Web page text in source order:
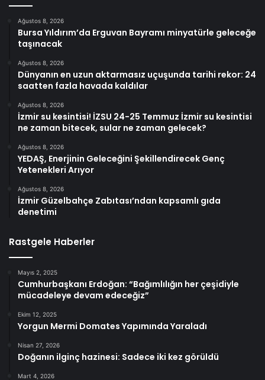
Ağustos 8, 2026
Bursa Yıldırım’da Erguvan Bayramı minyatürle geleceğe
taşınacak
Ağustos 8, 2026
Dünyanın en uzun aktarmasız uçuşunda tarihi rekor: 24
saatten fazla havada kaldılar
Ağustos 8, 2026
İzmir su kesintisi! İZSU 24-25 Temmuz İzmir su kesintisi
ne zaman bitecek, sular ne zaman gelecek?
Ağustos 8, 2026
YEDAŞ, Enerjinin Geleceğini Şekillendirecek Genç
Yetenekleri Arıyor
Ağustos 8, 2026
İzmir Güzelbahçe Zabıtası’ndan kapsamlı gıda
denetimi
Rastgele Haberler
Mayıs 2, 2025
Cumhurbaşkanı Erdoğan: “Bağımlılığın her çeşidiyle
mücadeleye devam edeceğiz”
Ekim 12, 2025
Yorgun Mermi Domates Yapımında Yaraladı
Nisan 27, 2026
Doğanın ilginç hazinesi: Sadece iki kez görüldü
Mart 4, 2026